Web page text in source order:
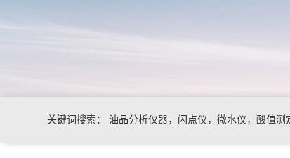
关键词搜索： 油品分析仪器，闪点仪，微水仪，酸值